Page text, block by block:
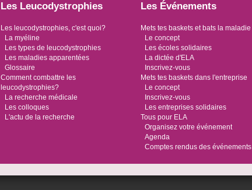
Les Leucodystrophies
Les leucodystrophies, c'est quoi?
La myéline
Les types de leucodystrophies
Les maladies apparentées
Glossaire
Comment combattre les
leucodystrophies?
La recherche médicale
Les colloques
L'actu de la recherche
Les Événements
Mets tes baskets et bats la maladie
Le concept
Les écoles solidaires
La dictée d'ELA
Inscrivez-vous
Mets tes baskets dans l'entreprise
Le concept
Inscrivez-vous
Les entreprises solidaires
Tous pour ELA
Organisez votre événement
Agenda
Comptes rendus des événements